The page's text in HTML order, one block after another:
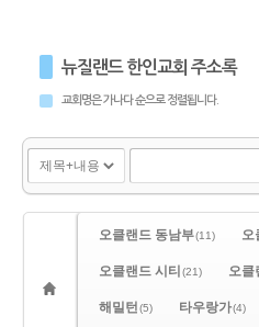
뉴질랜드 한인교회 주소록
교회명은 가나다 순으로 정렬됩니다.
오클랜드 동남부(11) 오
오클랜드 시티(21) 오클
해밀턴(5) 타우랑가(4)